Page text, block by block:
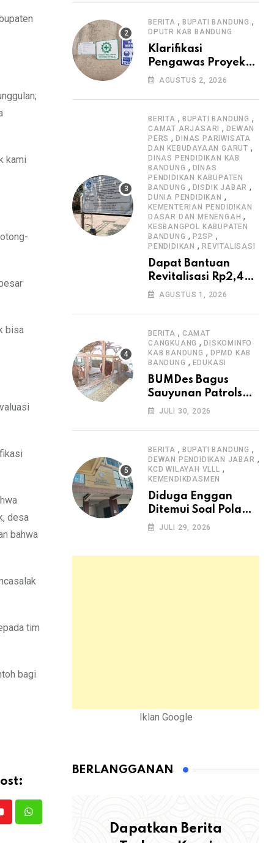
kami
bisa
desa
bahwa
tim
bagi
Whatsapp
Tanpa Papan
Informasi Proyek
BERITA , BUPATI BANDUNG ,
DPUTR KAB BANDUNG
Klarifikasi
Pengawas Proyek
Citiis Terkait
Pengawasan K3
AGUSTUS 2, 2026
BERITA , BUPATI BANDUNG ,
CAMAT ARJASARI ,DEWAN
PERS ,DINAS PARIWISATA
DAN KEBUDAYAAN GARUT ,
DINAS PENDIDIKAN KAB
BANDUNG , DINAS
PENDIDIKAN KABUPATEN
BANDUNG , DISDIK JABAR ,
DUNIA PENDIDIKAN ,
KEMENTERIAN PENDIDIKAN
DASAR DAN MENENGAH ,
KESBANGPOL KABUPATEN
BANDUNG , P2SP ,
PENDIDIKAN , REVITALISASI
Dapat Bantuan
Revitalisasi Rp2,4
Miliar, SMPN 1
Masyarakat Sambut
Antusias
AGUSTUS 1, 2026
BERITA , CAMAT
CANGKUANG ,DISKOMINFO
KAB BANDUNG , DPMD KAB
BANDUNG , EDUKASI
BUMDes Bagus
Sauyunan Patrolsari
Alokasikan 20
untuk Ketahanan
Pangan Hewani dan
Nabati
JULI 30, 2026
BERITA , BUPATI BANDUNG ,
DEWAN PENDIDIKAN JABAR ,
KCD WILAYAH VLLL ,
KEMENDIKDASMEN
Diduga Enggan
Ditemui Soal Pola
SPMB, Kepsek SMAN
JULI 29, 2026
Iklan Google
BERLANGGANAN
Dapatkan Berita